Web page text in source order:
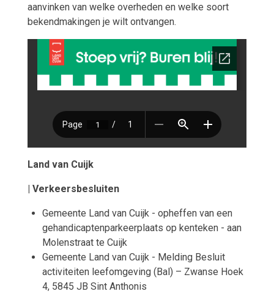
aanvinken van welke overheden en welke soort
bekendmakingen je wilt ontvangen.
Land van Cuijk
| Verkeersbesluiten
Gemeente Land van Cuijk - opheffen van een
gehandicaptenparkeerplaats op kenteken - aan
Molenstraat te Cuijk
Gemeente Land van Cuijk - Melding Besluit
activiteiten leefomgeving (Bal) – Zwanse Hoek
4, 5845 JB Sint Anthonis